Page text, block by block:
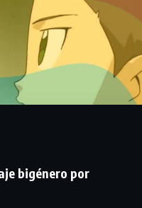
bigénero por